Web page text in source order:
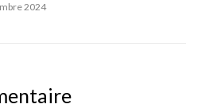
2024